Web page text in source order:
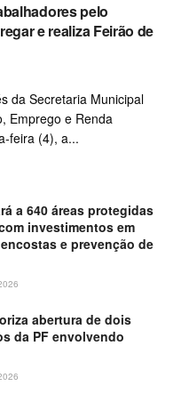
pelo
e realiza Feirão de
da Secretaria Municipal
Emprego e Renda
feira (4), a...
a 640 áreas protegidas
investimentos em
e prevenção de
abertura de dois
da PF envolvendo